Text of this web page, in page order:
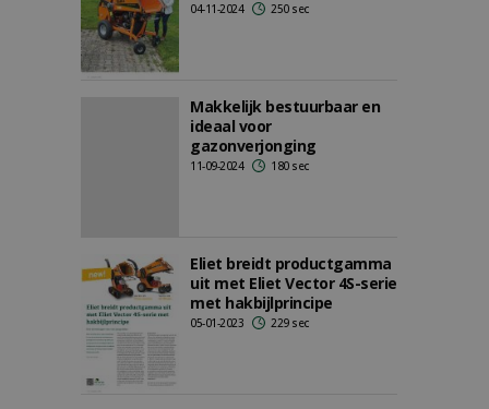
04-11-2024 250 sec
Makkelijk bestuurbaar en
ideaal voor
gazonverjonging
11-09-2024 180 sec
Eliet breidt productgamma
uit met Eliet Vector 4S-serie
met hakbijlprincipe
05-01-2023 229 sec